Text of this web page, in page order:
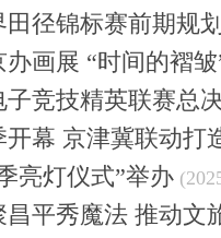
08:42)
田径锦标赛前期规
画展 “时间的褶
子竞技精英联赛总
开幕 京津冀联动打
亮灯仪式”举办
平秀魔法 推动文